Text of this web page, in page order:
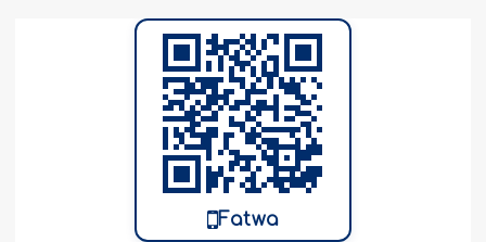
¿Cuál es la diferencia entre Sahih Bujari
y Sahih Muslim, y la diferencia entre ellos
y los demás libros del Hadiz en términos
de juzgar el grado de autenticidad de
más
Condiciones de la permisibilidad para
Fatwa